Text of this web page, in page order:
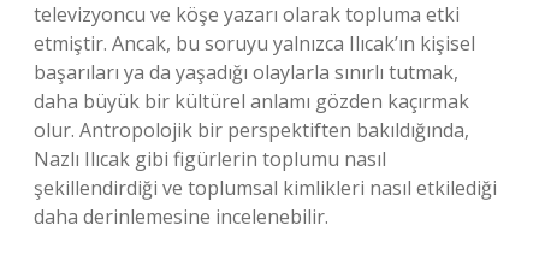
televizyoncu ve köşe yazarı olarak topluma etki
etmiştir. Ancak, bu soruyu yalnızca Ilıcak’ın kişisel
başarıları ya da yaşadığı olaylarla sınırlı tutmak,
daha büyük bir kültürel anlamı gözden kaçırmak
olur. Antropolojik bir perspektiften bakıldığında,
Nazlı Ilıcak gibi figürlerin toplumu nasıl
şekillendirdiği ve toplumsal kimlikleri nasıl etkilediği
daha derinlemesine incelenebilir.